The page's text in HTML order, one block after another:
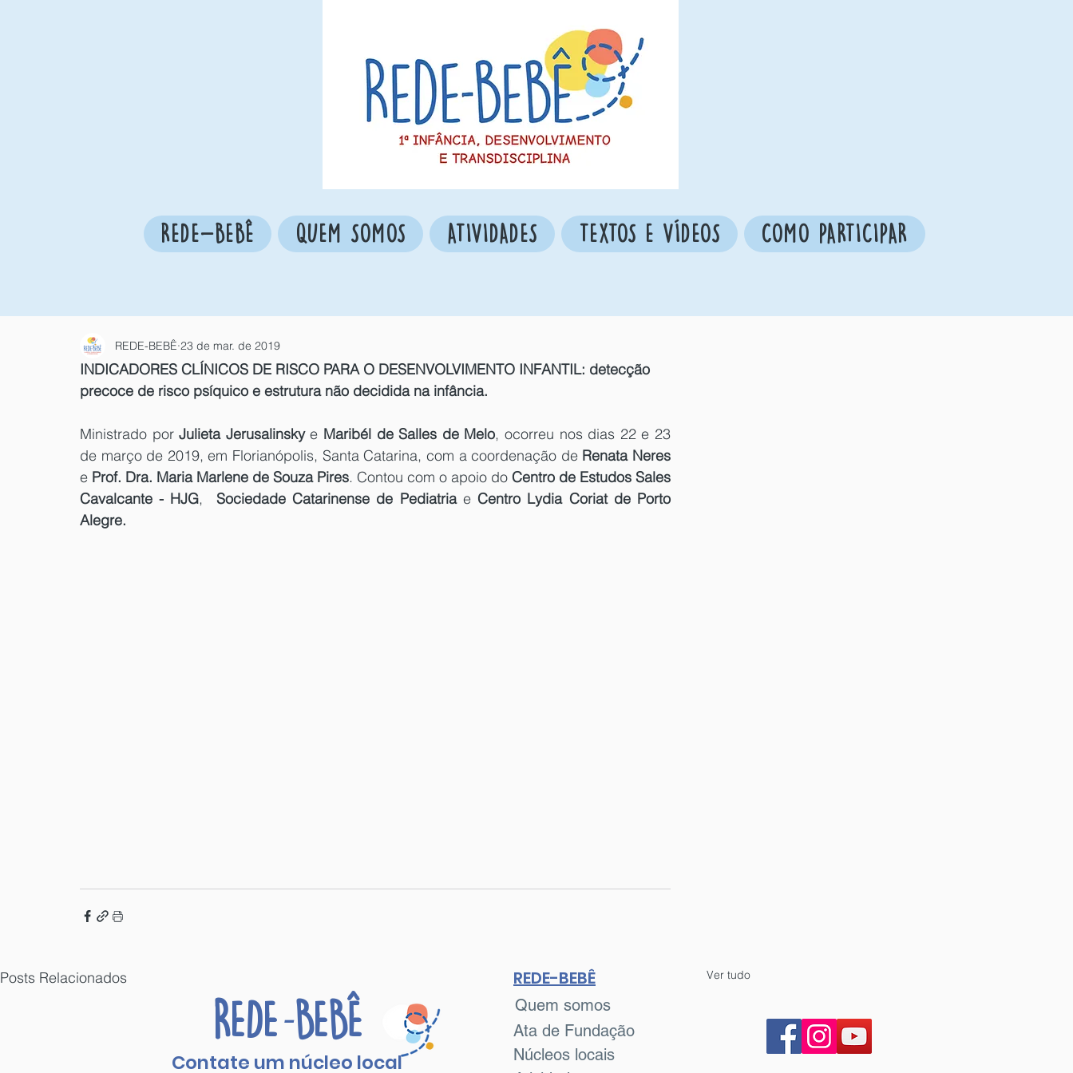
REDE-BEBÊ QUEM SOMOS ATIVIDADES TEXTOS E VÍDEOS COMO PARTICIPAR
REDE-BEBÊ 23 de mar. de 2019
INDICADORES CLÍNICOS DE RISCO PARA O DESENVOLVIMENTO INFANTIL: detecção
precoce de risco psíquico e estrutura não decidida na infância.
Ministrado por Julieta Jerusalinsky e Maribél de Salles de Melo, ocorreu nos dias 22 e 23
de março de 2019, em Florianópolis, Santa Catarina, com a coordenação de
e Prof. Dra. Maria Marlene de Souza Pires. Contou com o apoio do Centro de Estudos Sales
Cavalcante - HJG, Sociedade Catarinense de Pediatria e Centro Lydia Coriat de Porto
Alegre.
Posts Relacionados Ver tudo
REDE -BEBÊ
Contate um núcleo local
REDE-BEBÊ
Quem somos
Ata de Fundação
Núcleos locais